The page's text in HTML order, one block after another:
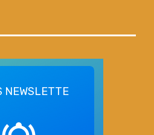
NEWSLETTE